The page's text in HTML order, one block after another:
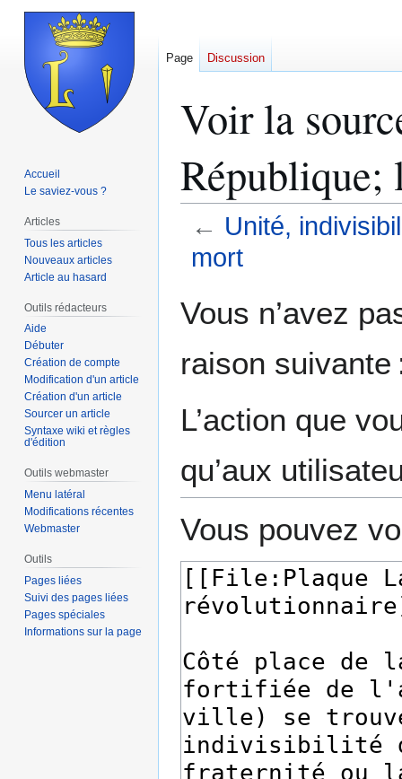
Voir la
République;
← Unité,
mort
à
navigation
à
recherche
Vous n’avez
raison suivante
L’action que
qu’aux
Vous pouvez
Page Discussion
Accueil
Le saviez-vous ?
Articles
Tous les articles
Nouveaux articles
Article au hasard
Outils rédacteurs
Aide
Débuter
Création de compte
Modification d'un article
Création d'un article
Sourcer un article
Syntaxe wiki et règles
d'édition
Outils webmaster
Menu latéral
Modifications récentes
Webmaster
Outils
Pages liées
Suivi des pages liées
Pages spéciales
Informations sur la page